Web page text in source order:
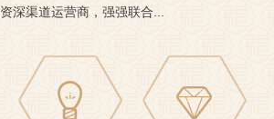
深渠道运营商，强强联合...